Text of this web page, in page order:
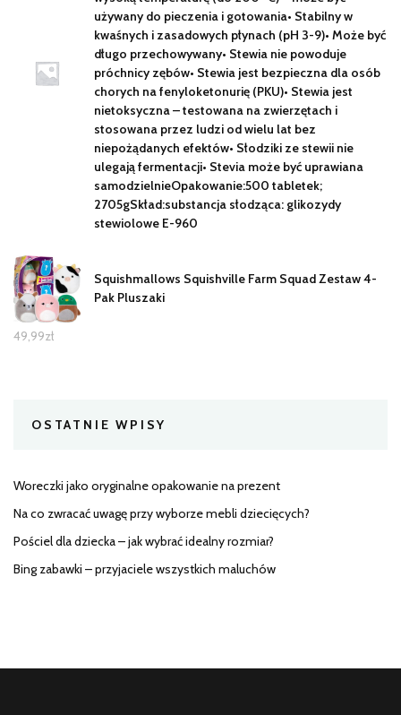
używany do pieczenia i gotowania• Stabilny w
kwaśnych i zasadowych płynach (pH 3-9)• Może być
długo przechowywany• Stewia nie powoduje
próchnicy zębów• Stewia jest bezpieczna dla osób
chorych na fenyloketonurię (PKU)• Stewia jest
nietoksyczna – testowana na zwierzętach i
stosowana przez ludzi od wielu lat bez
niepożądanych efektów• Słodziki ze stewii nie
ulegają fermentacji• Stevia może być uprawiana
samodzielnieOpakowanie:500 tabletek;
2705gSkład:substancja słodząca: glikozydy
stewiolowe E-960
Squishmallows Squishville Farm Squad Zestaw 4-
Pak Pluszaki
49,99zł
OSTATNIE WPISY
Woreczki jako oryginalne opakowanie na prezent
Na co zwracać uwagę przy wyborze mebli dziecięcych?
Pościel dla dziecka – jak wybrać idealny rozmiar?
Bing zabawki – przyjaciele wszystkich maluchów